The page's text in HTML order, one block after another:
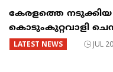
കേരളത്തെ നടുക്കിയ
കൊടുംകുറ്റവാളി
LATEST NEWS JUL